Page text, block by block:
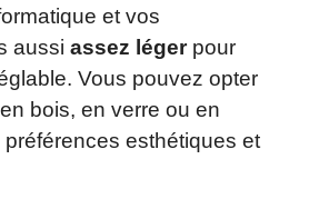
et vos
aussi assez légerpour
Vous pouvez opter
bois, en verre ou en
esthétiques et